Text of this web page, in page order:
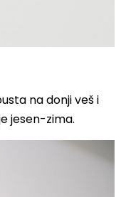
na donji veš i
jesen-zima.